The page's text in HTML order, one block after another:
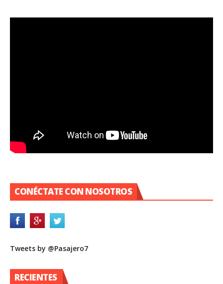
CONÉCTATE CON NOSOTROS
Tweets by @Pasajero7
RECIENTES